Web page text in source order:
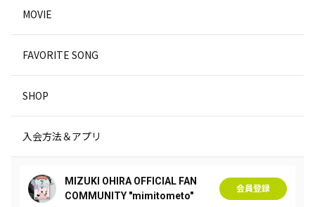
MOVIE
FAVORITE SONG
SHOP
入会方法＆アプリ
MIZUKI OHIRA OFFICIAL FAN
COMMUNITY "mimitometo"
会員登録